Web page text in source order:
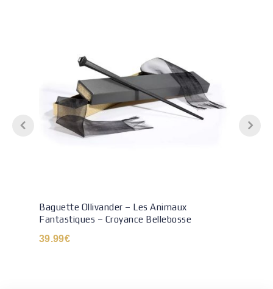
Baguette Ollivander – Les Animaux
Fantastiques – Croyance Bellebosse
39.99€